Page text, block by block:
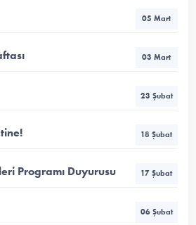
05 Mart
03 Mart
23 Şubat
18 Şubat
Programı Duyurusu 17 Şubat
06 Şubat